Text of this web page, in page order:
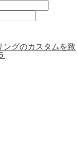
ングのカスタムを致